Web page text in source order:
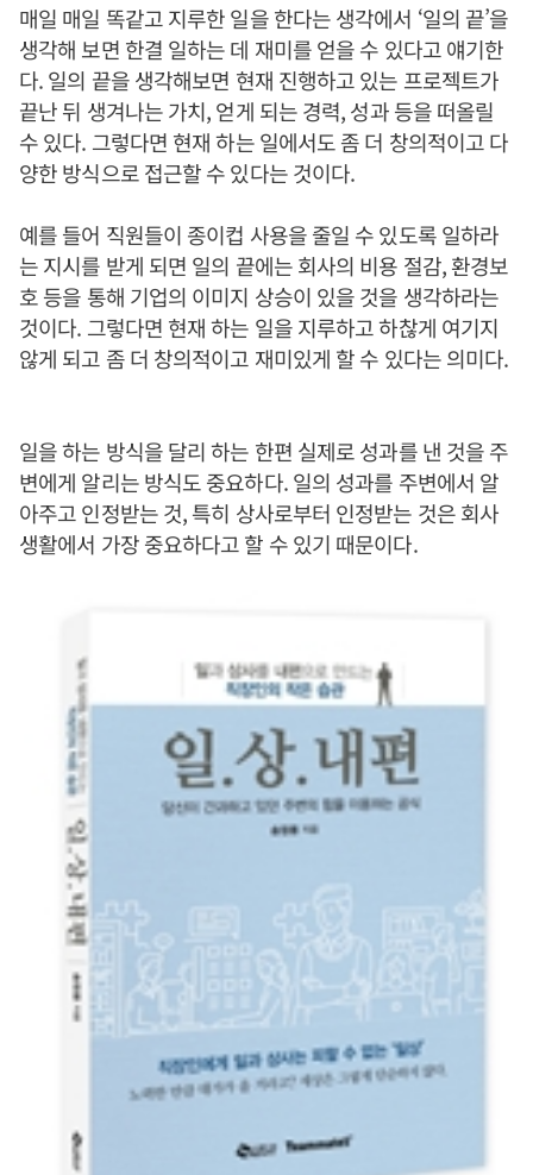
매일 매일 똑같고 지루한 일을 한다는 생각에서 ‘일의 끝’을
생각해 보면 한결 일하는 데 재미를 얻을 수 있다고 얘기한
다. 일의 끝을 생각해보면 현재 진행하고 있는 프로젝트가
끝난 뒤 생겨나는 가치, 얻게 되는 경력, 성과 등을 떠올릴
수 있다. 그렇다면 현재 하는 일에서도 좀 더 창의적이고 다
양한 방식으로 접근할 수 있다는 것이다.
예를 들어 직원들이 종이컵 사용을 줄일 수 있도록 일하라
는 지시를 받게 되면 일의 끝에는 회사의 비용 절감, 환경보
호 등을 통해 기업의 이미지 상승이 있을 것을 생각하라는
것이다. 그렇다면 현재 하는 일을 지루하고 하찮게 여기지
않게 되고 좀 더 창의적이고 재미있게 할 수 있다는 의미다.
일을 하는 방식을 달리 하는 한편 실제로 성과를 낸 것을 주
변에게 알리는 방식도 중요하다. 일의 성과를 주변에서 알
아주고 인정받는 것, 특히 상사로부터 인정받는 것은 회사
생활에서 가장 중요하다고 할 수 있기 때문이다.